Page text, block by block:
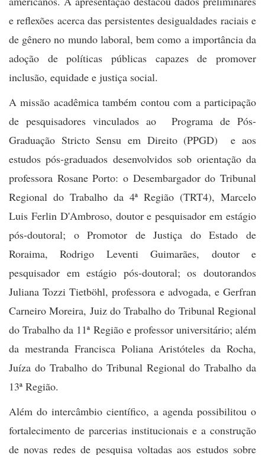
e reflexões acerca das persistentes desigualdades raciais e
de gênero no mundo laboral, bem como a importância da
adoção de políticas públicas capazes de promover
inclusão, equidade e justiça social.
A missão acadêmica também contou com a participação
de pesquisadores vinculados ao
Programa de Pós-
Graduação Stricto Sensu em Direito (PPGD)
e aos
estudos pós-graduados desenvolvidos sob orientação da
professora Rosane Porto: o Desembargador do Tribunal
Regional do Trabalho da 4ª Região (TRT4), Marcelo
Luis Ferlin D'Ambroso, doutor e pesquisador em estágio
pós-doutoral; o Promotor de Justiça do Estado de
Roraima, Rodrigo Leventi Guimarães, doutor e
pesquisador em estágio pós-doutoral; os doutorandos
Juliana Tozzi Tietböhl, professora e advogada, e Gerfran
Carneiro Moreira, Juiz do Trabalho do Tribunal Regional
do Trabalho da 11ª Região e professor universitário; além
da mestranda Francisca Poliana Aristóteles da Rocha,
Juíza do Trabalho do Tribunal Regional do Trabalho da
13ª Região.
Além do intercâmbio científico, a agenda possibilitou o
fortalecimento de parcerias institucionais e a construção
de novas redes de pesquisa voltadas aos estudos sobre